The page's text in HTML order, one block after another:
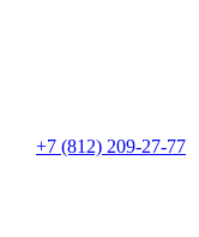
+7 (812) 209-27-77